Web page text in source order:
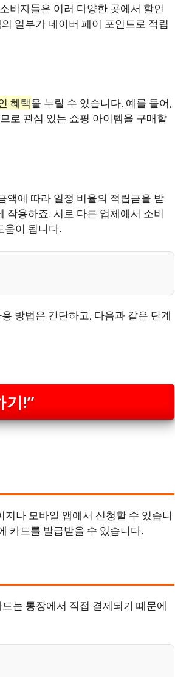
비자들은 여러 다양한 곳에서 할인
일부가 네이버 페이 포인트로 적립
혜택을 누릴 수 있습니다. 예를 들어,
로 관심 있는 쇼핑 아이템을 구매할
액에 따라 일정 비율의 적립금을 받
작용하죠. 서로 다른 업체에서 소비
움이 됩니다.
방법은 간단하고, 다음과 같은 단계
기!”
나 모바일 앱에서 신청할 수 있습니
카드를 발급받을 수 있습니다.
는 통장에서 직접 결제되기 때문에